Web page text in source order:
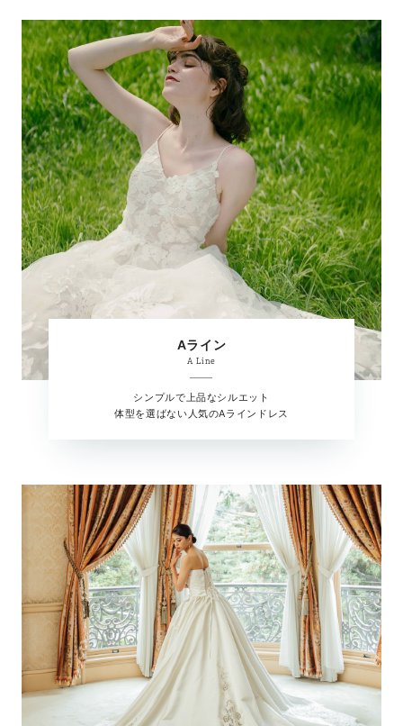
Aライン
A Line
シンプルで上品なシルエット
体型を選ばない人気のAラインドレス